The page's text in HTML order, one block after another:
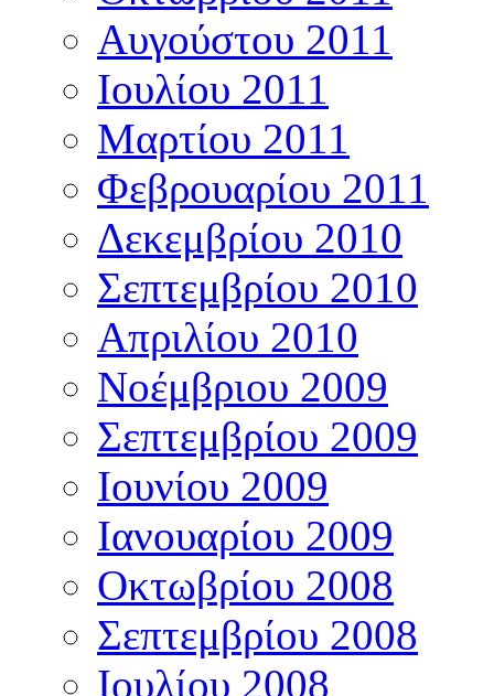
Αυγούστου 2011
Ιουλίου 2011
Μαρτίου 2011
Φεβρουαρίου 2011
Δεκεμβρίου 2010
Σεπτεμβρίου 2010
Απριλίου 2010
Νοέμβριου 2009
Σεπτεμβρίου 2009
Ιουνίου 2009
Ιανουαρίου 2009
Οκτωβρίου 2008
Σεπτεμβρίου 2008
Ιουλίου 2008